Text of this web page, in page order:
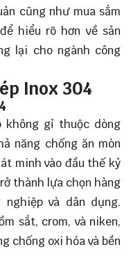
cũng như mua sắm
để hiểu rõ hơn về sản
lại cho ngành công
Inox 304
không gỉ thuộc dòng
năng chống ăn mòn
minh vào đầu thế kỷ
thành lựa chọn hàng
và dân dụng.
sắt, crom, và niken,
chống oxi hóa và bền